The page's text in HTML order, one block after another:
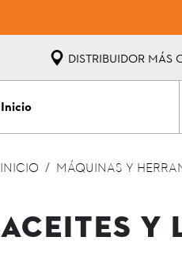
DISTRIBUIDOR MÁS
Inicio
INICIO MÁQUINAS Y
ACEITES Y